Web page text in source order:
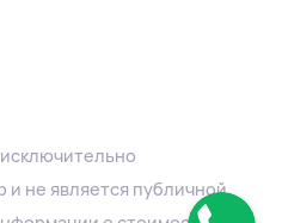
не является публичной